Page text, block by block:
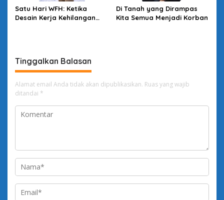
Satu Hari WFH: Ketika
Desain Kerja Kehilangan
Di Tanah yang Dirampas
Kita Semua Menjadi Korban
Tinggalkan Balasan
Alamat email Anda tidak akan dipublikasikan. Ruas yang wajib
ditandai *